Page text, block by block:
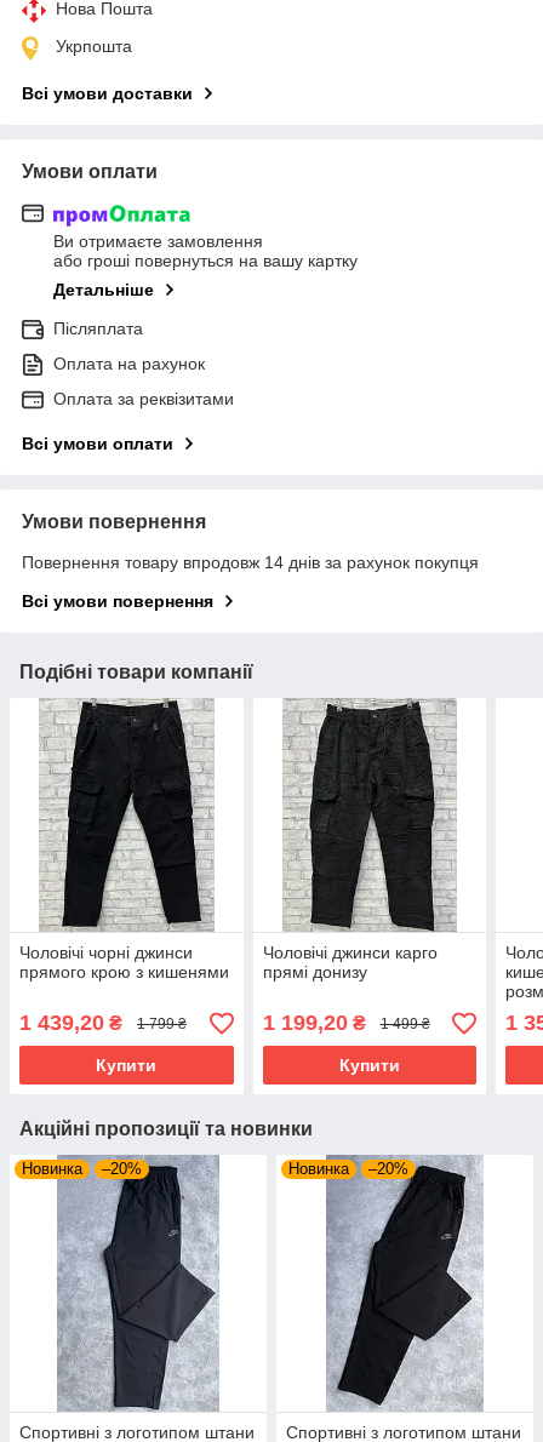
Нова Пошта
Укрпошта
Всі умови доставки
Умови оплати
Ви отримаєте замовлення
або гроші повернуться на вашу картку
Детальніше
Післяплата
Оплата на рахунок
Оплата за реквізитами
Всі умови оплати
Умови повернення
Повернення товару впродовж 14 днів за рахунок покупця
Всі умови повернення
Подібні товари компанії
Чоловічі чорні джинси
прямого крою з кишенями
1 439,20 ₴ 1 799 ₴
Купити
Чоловічі джинси карго
прямі донизу
1 199,20₴ 1 499 ₴
Купити
1
Акційні пропозиції та новинки
Новинка –20%
Спортивні з логотипом штани
Новинка –20%
Спортивні з логотипом штани